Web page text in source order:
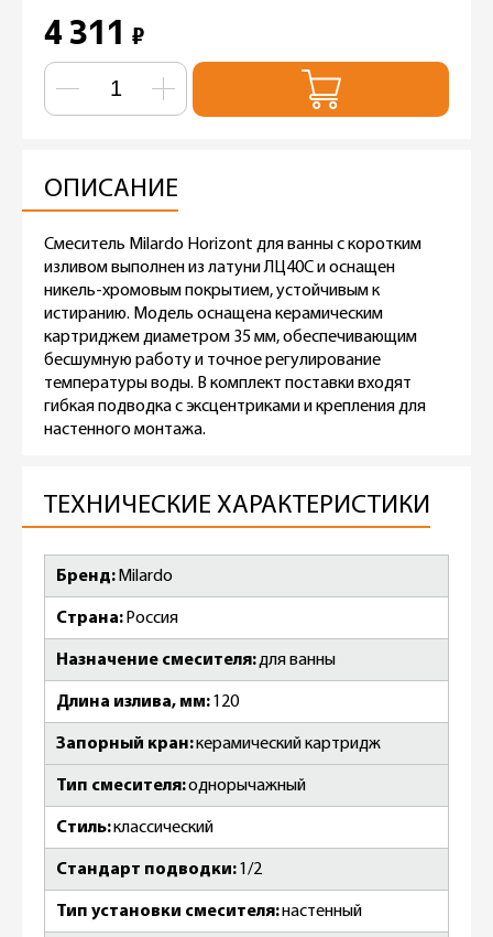
4 311 ₽
ОПИСАНИЕ
Смеситель Milardo Horizont для ванны с коротким
изливом выполнен из латуни ЛЦ40C и оснащен
никель-хромовым покрытием, устойчивым к
истиранию. Модель оснащена керамическим
картриджем диаметром 35 мм, обеспечивающим
бесшумную работу и точное регулирование
температуры воды. В комплект поставки входят
гибкая подводка с эксцентриками и крепления для
настенного монтажа.
ТЕХНИЧЕСКИЕ ХАРАКТЕРИСТИКИ
Бренд Milardo
Страна Россия
Назначение смесителядля ванны
Длина излива, мм 120
Запорный кранкерамический картридж
Тип смесителяоднорычажный
Стильклассический
Стандарт подводки 1/2
Тип установки смесителянастенный